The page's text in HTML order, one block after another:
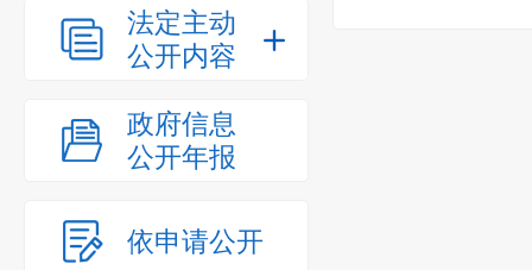
法定主动
公开内容
政府信息
公开年报
依申请公开